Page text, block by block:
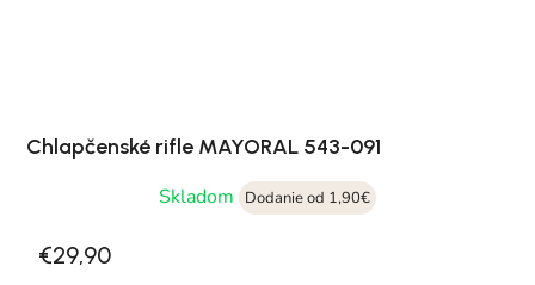
Chlapčenské rifle MAYORAL 543-091
Skladom
Dodanie od 1,90€
€29,90